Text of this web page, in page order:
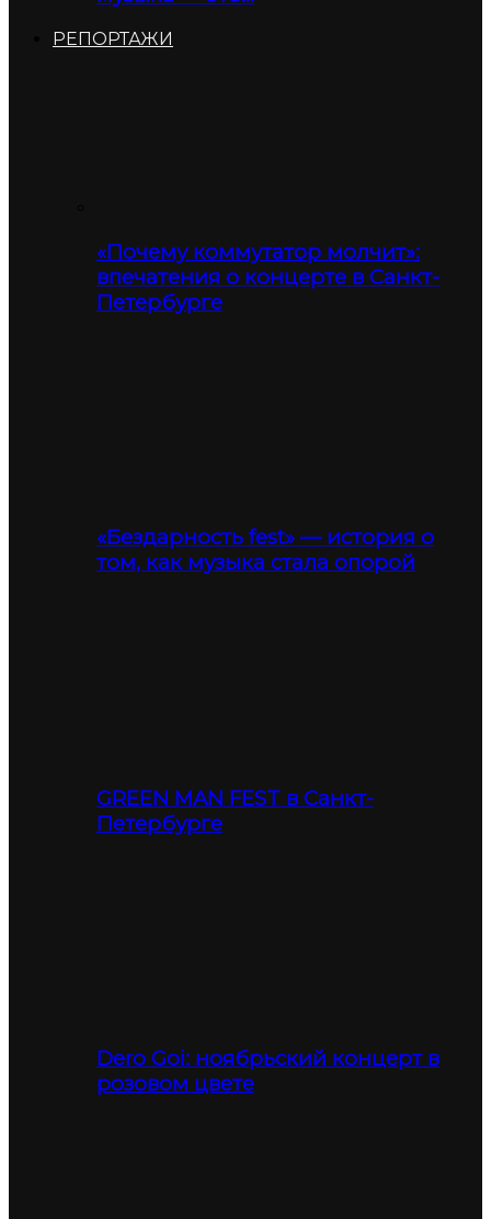
РЕПОРТАЖИ
«Почему коммутатор молчит»:
впечатения о концерте в Санкт-
Петербурге
«Бездарность fest» — история о
том, как музыка стала опорой
GREEN MAN FEST в Санкт-
Петербурге
Dero Goi: ноябрьский концерт в
розовом цвете